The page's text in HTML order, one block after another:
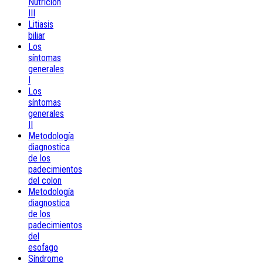
Litiasis
biliar
Los
síntomas
generales
Los
síntomas
generales
Metodología
diagnostica
de los
padecimientos
del colon
Metodología
diagnostica
de los
padecimientos
del
esofago
Síndrome